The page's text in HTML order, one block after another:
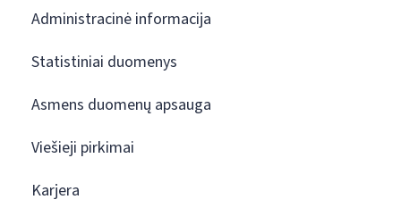
Administracinė informacija
Statistiniai duomenys
Asmens duomenų apsauga
Viešieji pirkimai
Karjera